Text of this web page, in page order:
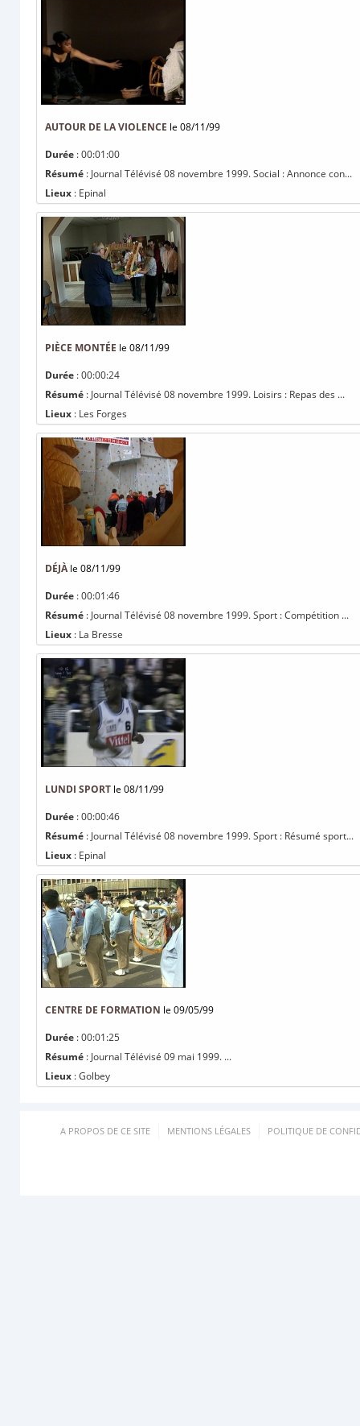
AUTOUR DE LA VIOLENCE le 08/11/99
Durée : 00:01:00
Résumé : Journal Télévisé 08 novembre 1999. Social : Annonce con...
Lieux : Epinal
PIÈCE MONTÉE le 08/11/99
Durée : 00:00:24
Résumé : Journal Télévisé 08 novembre 1999. Loisirs : Repas des ...
Lieux : Les Forges
DÉJÀ le 08/11/99
Durée : 00:01:46
Résumé : Journal Télévisé 08 novembre 1999. Sport : Compétition ...
Lieux : La Bresse
LUNDI SPORT le 08/11/99
Durée : 00:00:46
Résumé : Journal Télévisé 08 novembre 1999. Sport : Résumé sport...
Lieux : Epinal
CENTRE DE FORMATION le 09/05/99
Durée : 00:01:25
Résumé : Journal Télévisé 09 mai 1999. ...
Lieux : Golbey
A PROPOS DE CE SITE MENTIONS LÉGALES POLITIQUE DE